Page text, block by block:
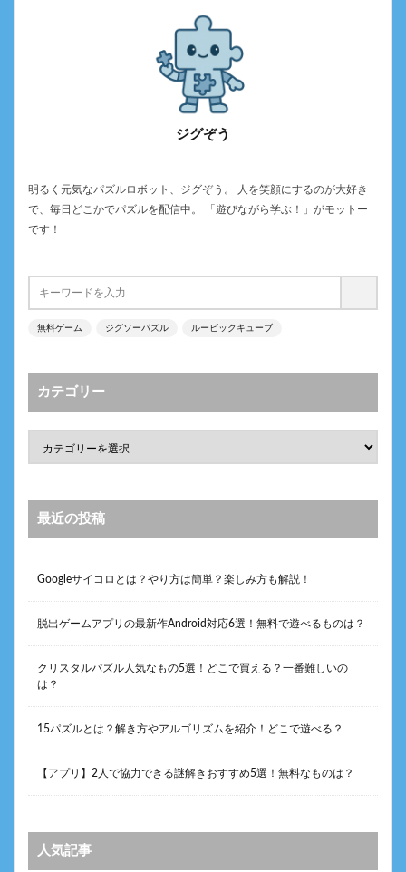
ジグぞう
明るく元気なパズルロボット、ジグぞう。 人を笑顔にするのが大好き
で、毎日どこかでパズルを配信中。 「遊びながら学ぶ！」がモットー
です！
無料ゲーム ジグソーパズル ルービックキューブ
カテゴリー
最近の投稿
Googleサイコロとは？やり方は簡単？楽しみ方も解説！
脱出ゲームアプリの最新作Android対応6選！無料で遊べるものは？
クリスタルパズル人気なもの5選！どこで買える？一番難しいの
は？
15パズルとは？解き方やアルゴリズムを紹介！どこで遊べる？
【アプリ】2人で協力できる謎解きおすすめ5選！無料なものは？
人気記事